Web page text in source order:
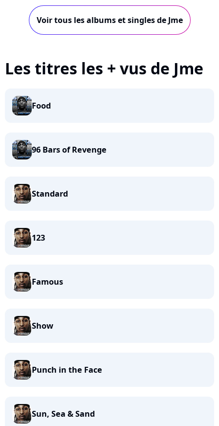
Voir tous les albums et singles de Jme
Les titres les + vus de Jme
Food
96 Bars of Revenge
Standard
123
Famous
Show
Punch in the Face
Sun, Sea & Sand